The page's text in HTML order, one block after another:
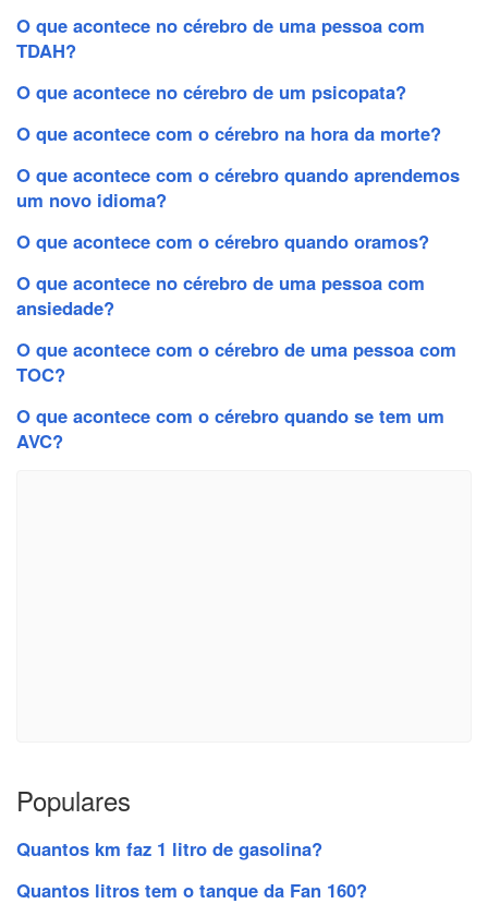
O que acontece no cérebro de uma pessoa com
TDAH?
O que acontece no cérebro de um psicopata?
O que acontece com o cérebro na hora da morte?
O que acontece com o cérebro quando aprendemos
um novo idioma?
O que acontece com o cérebro quando oramos?
O que acontece no cérebro de uma pessoa com
ansiedade?
O que acontece com o cérebro de uma pessoa com
TOC?
O que acontece com o cérebro quando se tem um
AVC?
Populares
Quantos km faz 1 litro de gasolina?
Quantos litros tem o tanque da Fan 160?